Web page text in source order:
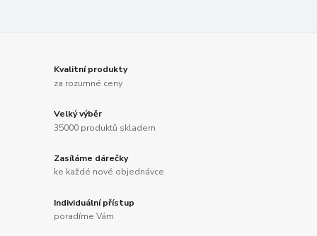
Kvalitní produkty
za rozumné ceny
Velký výběr
35000 produktů skladem
Zasíláme dárečky
ke každé nové objednávce
Individuální přístup
poradíme Vám